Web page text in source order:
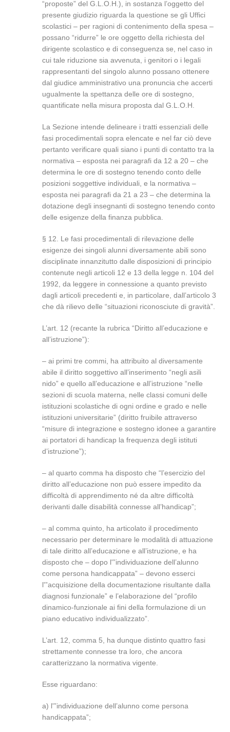
“proposte” del G.L.O.H.), in sostanza l’oggetto del
presente giudizio riguarda la questione se gli Uffici
scolastici – per ragioni di contenimento della spesa –
possano “ridurre” le ore oggetto della richiesta del
dirigente scolastico e di conseguenza se, nel caso in
cui tale riduzione sia avvenuta, i genitori o i legali
rappresentanti del singolo alunno possano ottenere
dal giudice amministrativo una pronuncia che accerti
ugualmente la spettanza delle ore di sostegno,
quantificate nella misura proposta dal G.L.O.H.
La Sezione intende delineare i tratti essenziali delle
fasi procedimentali sopra elencate e nel far ciò deve
pertanto verificare quali siano i punti di contatto tra la
normativa – esposta nei paragrafi da 12 a 20 – che
determina le ore di sostegno tenendo conto delle
posizioni soggettive individuali, e la normativa –
esposta nei paragrafi da 21 a 23 – che determina la
dotazione degli insegnanti di sostegno tenendo conto
delle esigenze della finanza pubblica.
§ 12. Le fasi procedimentali di rilevazione delle
esigenze dei singoli alunni diversamente abili sono
disciplinate innanzitutto dalle disposizioni di principio
contenute negli articoli 12 e 13 della legge n. 104 del
1992, da leggere in connessione a quanto previsto
dagli articoli precedenti e, in particolare, dall’articolo 3
che dà rilievo delle “situazioni riconosciute di gravità”.
L’art. 12 (recante la rubrica “Diritto all’educazione e
all’istruzione”):
– ai primi tre commi, ha attribuito al diversamente
abile il diritto soggettivo all’inserimento “negli asili
nido” e quello all’educazione e all’istruzione “nelle
sezioni di scuola materna, nelle classi comuni delle
istituzioni scolastiche di ogni ordine e grado e nelle
istituzioni universitarie” (diritto fruibile attraverso
“misure di integrazione e sostegno idonee a garantire
ai portatori di handicap la frequenza degli istituti
d’istruzione”);
– al quarto comma ha disposto che “l’esercizio del
diritto all’educazione non può essere impedito da
difficoltà di apprendimento né da altre difficoltà
derivanti dalle disabilità connesse all’handicap”;
– al comma quinto, ha articolato il procedimento
necessario per determinare le modalità di attuazione
di tale diritto all’educazione e all’istruzione, e ha
disposto che – dopo l'”individuazione dell’alunno
come persona handicappata” – devono esserci
l'”acquisizione della documentazione risultante dalla
diagnosi funzionale” e l’elaborazione del “profilo
dinamico-funzionale ai fini della formulazione di un
piano educativo individualizzato”.
L’art. 12, comma 5, ha dunque distinto quattro fasi
strettamente connesse tra loro, che ancora
caratterizzano la normativa vigente.
Esse riguardano:
a) l'”individuazione dell’alunno come persona
handicappata”;